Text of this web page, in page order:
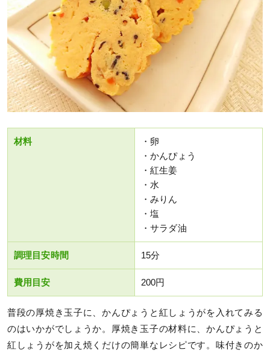
材料
・卵
・かんぴょう
・紅生姜
・水
・みりん
・塩
・サラダ油
調理目安時間 15分
費用目安 200円
普段の厚焼き玉子に、かんぴょうと紅しょうがを入れてみる
のはいかがでしょうか。厚焼き玉子の材料に、かんぴょうと
紅しょうがを加え焼くだけの簡単なレシピです。味付きのか